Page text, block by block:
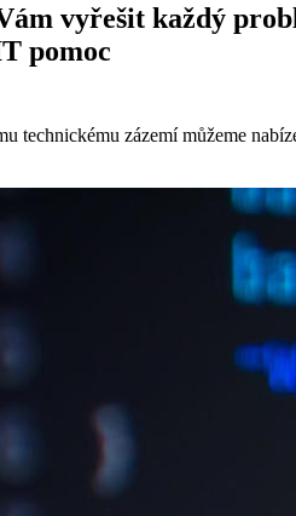
vyřešit každý
pomoc
technickému zázemí můžeme